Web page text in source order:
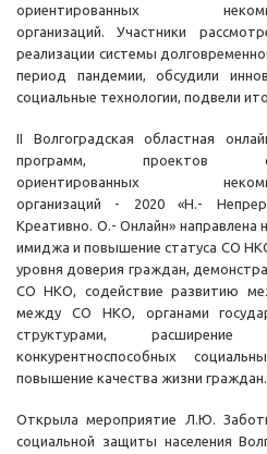
ориентированных
организаций. Участники
реализации системы
период пандемии, обсудили
социальные технологии, подвели
II Волгоградская областная
программ, проектов
ориентированных
организаций - 2020 «Н.-
Креативно. О.- Онлайн» направлена
имиджа и повышение статуса СО
уровня доверия граждан,
СО НКО, содействие развитию
между СО НКО, органами
структурами, расширение
конкурентноспособных
повышение качества жизни граждан.
Открыла мероприятие Л.Ю.
социальной защиты населения